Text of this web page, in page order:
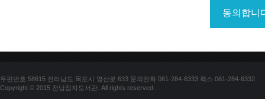
우편번호 58615 전라남도 목포시 영산로 633 문의전화 061-284-6333 팩스 061-284-6332
Copyright © 2015 전남점자도서관. All rights reserved.